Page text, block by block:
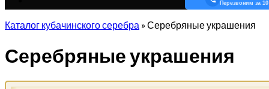
Перезвоним за
Каталог кубачинского серебра »Серебряные украшения
Серебряные украшения